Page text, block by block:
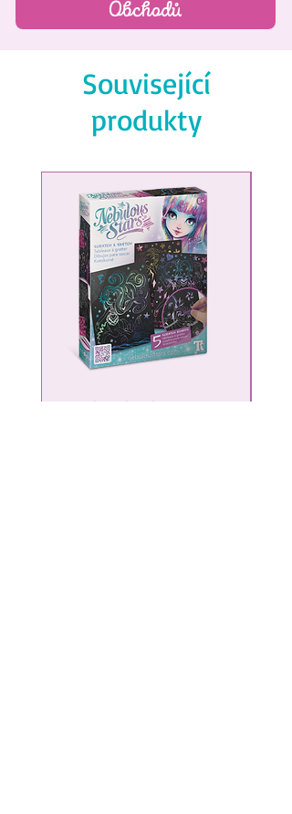
Et encore plus ...Obchodů
Související
produkty
Scratch & Sketch